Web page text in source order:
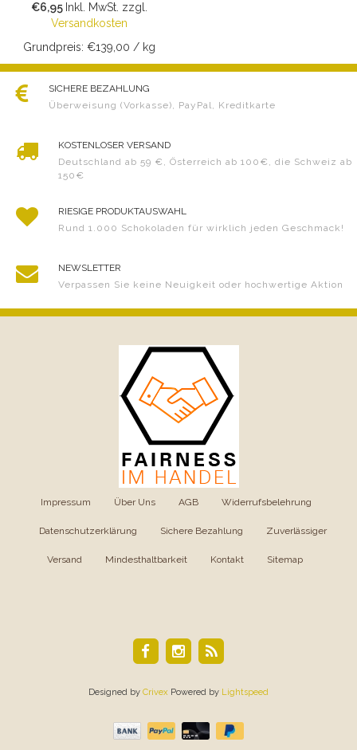
€6,95 Inkl. MwSt. zzgl.
Versandkosten
Grundpreis: €139,00 / kg
SICHERE BEZAHLUNG
Überweisung (Vorkasse), PayPal, Kreditkarte
KOSTENLOSER VERSAND
Deutschland ab 59 €, Österreich ab 100€, die Schweiz ab
150€
RIESIGE PRODUKTAUSWAHL
Rund 1.000 Schokoladen für wirklich jeden Geschmack!
NEWSLETTER
Verpassen Sie keine Neuigkeit oder hochwertige Aktion
Impressum Über Uns AGB Widerrufsbelehrung
Datenschutzerklärung Sichere Bezahlung Zuverlässiger
Versand Mindesthaltbarkeit Kontakt Sitemap
Designed by Crivex Powered by Lightspeed